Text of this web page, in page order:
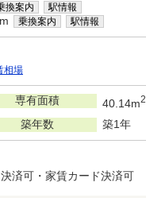
換案内
駅情報
乗換案内 駅情報
相場
専有面積 40.14m2
築年数 築1年
済可・家賃カード決済可